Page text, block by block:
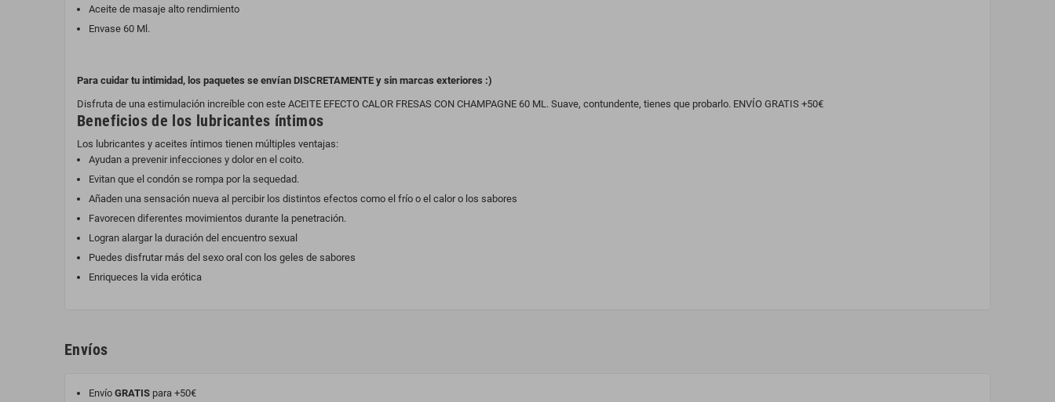
​Aceite de masaje alto rendimiento
Envase 60 Ml.
Para cuidar tu intimidad, los paquetes se envían DISCRETAMENTE y sin marcas exteriores :)
Disfruta de una estimulación increíble con este ACEITE EFECTO CALOR FRESAS CON CHAMPAGNE 60 ML. Suave, contundente, tienes que probarlo. ENVÍO GRATIS +50€
Beneficios de los lubricantes íntimos
Los lubricantes y aceites íntimos tienen múltiples ventajas:
Ayudan a prevenir infecciones y dolor en el coito.
Evitan que el condón se rompa por la sequedad.
Añaden una sensación nueva al percibir los distintos efectos como el frío o el calor o los sabores
Favorecen diferentes movimientos durante la penetración.
Logran alargar la duración del encuentro sexual
Puedes disfrutar más del sexo oral con los geles de sabores
Enriqueces la vida erótica
Envíos
Envío GRATIS para +50€